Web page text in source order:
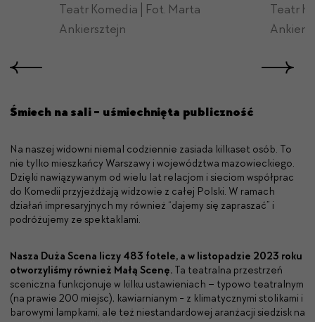
Teatr Komedia | Fot. Marta
Ankiersztejn
Teatr
Śmiech na sali - uśmiechnięta publiczność
Na naszej widowni niemal codziennie zasiada kilkaset osób. To
nie tylko mieszkańcy Warszawy i województwa mazowieckiego.
Dzięki nawiązywanym od wielu lat relacjom i sieciom współprac
do Komedii przyjeżdżają widzowie z całej Polski. W ramach
działań impresaryjnych my również “dajemy się zapraszać” i
podróżujemy ze spektaklami.
Nasza Duża Scena liczy 483 fotele, a w listopadzie 2023 roku
otworzyliśmy również Małą Scenę. Ta teatralna przestrzeń
sceniczna funkcjonuje w kilku ustawieniach – typowo teatralnym
(na prawie 200 miejsc), kawiarnianym - z klimatycznymi stolikami i
barowymi lampkami, ale też niestandardowej aranżacji siedzisk na